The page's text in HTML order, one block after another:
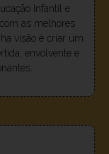
Infantil e
as melhores
visão é criar um
envolvente e